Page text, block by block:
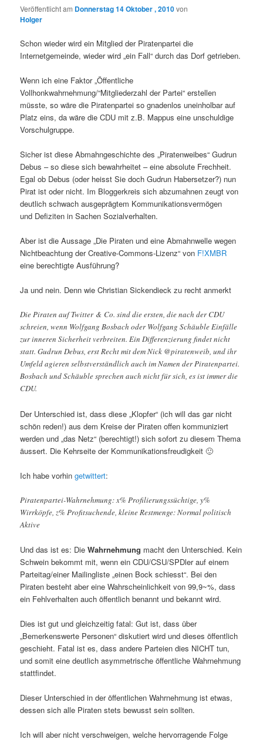
Veröffentlicht am Donnerstag 14 Oktober , 2010von
Holger
Schon wieder wird ein Mitglied der Piratenpartei die
Internetgemeinde, wieder wird „ein Fall“ durch das Dorf getrieben.
Wenn ich eine Faktor „Öffentliche
Vollhonkwahrnehmung/“Mitgliederzahl der Partei“ erstellen
müsste, so wäre die Piratenpartei so gnadenlos uneinholbar auf
Platz eins, da wäre die CDU mit z.B. Mappus eine unschuldige
Vorschulgruppe.
Sicher ist diese Abmahngeschichte des „Piratenweibes“ Gudrun
Debus – so diese sich bewahrheitet – eine absolute Frechheit.
Egal ob Debus (oder heisst Sie doch Gudrun Habersetzer?) nun
Pirat ist oder nicht. Im Bloggerkreis sich abzumahnen zeugt von
deutlich schwach ausgeprägtem Kommunikationsvermögen
und Defiziten in Sachen Sozialverhalten.
Aber ist die Aussage „Die Piraten und eine Abmahnwelle wegen
Nichtbeachtung der Creative-Commons-Lizenz“ von F!XMBR
eine berechtigte Ausführung?
Ja und nein. Denn wie Christian Sickendieck zu recht anmerkt
Die Piraten auf Twitter & Co. sind die ersten, die nach der CDU
schreien, wenn Wolfgang Bosbach oder Wolfgang Schäuble Einfälle
zur inneren Sicherheit verbreiten. Ein Differenzierung findet nicht
statt. Gudrun Debus, erst Recht mit dem Nick @piratenweib, und ihr
Umfeld agieren selbstverständlich auch im Namen der Piratenpartei.
Bosbach und Schäuble sprechen auch nicht für sich, es ist immer die
CDU.
Der Unterschied ist, dass diese „Klopfer“ (ich will das gar nicht
schön reden!) aus dem Kreise der Piraten offen kommuniziert
werden und „das Netz“ (berechtigt!) sich sofort zu diesem Thema
äussert. Die Kehrseite der Kommunikationsfreudigkeit 🙂
Ich habe vorhingetwittert:
Piratenpartei-Wahrnehmung: x% Profilierungssüchtige, y%
Wirrköpfe, z% Profitsuchende, kleine Restmenge: Normal politisch
Aktive
Und das ist es: DieWahrnehmung macht den Unterschied. Kein
Schwein bekommt mit, wenn ein CDU/CSU/SPDler auf einem
Parteitag/einer Mailingliste „einen Bock schiesst“. Bei den
Piraten besteht aber eine Wahrscheinlichkeit von 99,9~%, dass
ein Fehlverhalten auch öffentlich benannt und bekannt wird.
Dies ist gut und gleichzeitig fatal: Gut ist, dass über
„Bemerkenswerte Personen“ diskutiert wird und dieses öffentlich
geschieht. Fatal ist es, dass andere Parteien dies NICHT tun,
und somit eine deutlich asymmetrische öffentliche Wahrnehmung
stattfindet.
Dieser Unterschied in der öffentlichen Wahrnehmung ist etwas,
dessen sich alle Piraten stets bewusst sein sollten.
Ich will aber nicht verschweigen, welche hervorragende Folge